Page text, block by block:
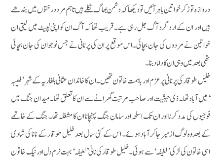
دروازہ توڑ کر خواتین باہر آئیں تو دیکھاکہ دشمن بھاگ نکلے ہیں تاہم مرد درختوں میں بندھے
ہیں اور ان کے ارد گرد آگ جل رہی ہے۔ قریب تھا کہ آگ ان کو اپنی لپیٹ میں لیتی ان
خواتین نے مردوں کی جان بچائی۔ اس موقع پر ان کی پرنانی نے جس نوجوان کی جان بچائی
تھی بعد میں وہی ان کا داماد بنا۔
خلیل طوقار کی پرنانی پر عزم اور با ہمت خاتون تھیں۔ ان کا خاندان عثمانی بلغاریہ کے شہر ’فلیبہ
‘ میں آباد تھا۔ ذی حیثیت اور صاحب مرتبت گھرانے سے ان کا تعلق تھا۔ میدان جنگ میں
فوجیوں کی مدد کرنا اور ان تک اسلحہ اور سامان جنگ پہنچانا ان کا مشغلہ تھا۔ جنگ کے خاتمے
کے بعدوہ لوگ ازمیر جاکر آبادہوئے۔ اس کے کئی سال بعد خلیل طوقار کے نانا کی شادی
اسی خاتون کی لڑکی ’لطیفہ‘ سے ہوئی۔ خلیل طوقار کی نانی ’لطیفہ‘ بہت نرم دل اور نیک خاتون